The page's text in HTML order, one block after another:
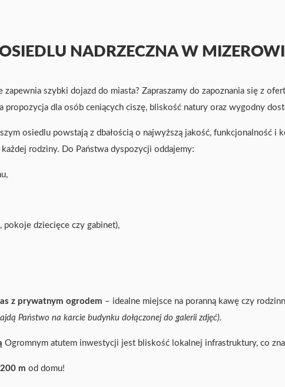
NADRZECZNA W
szybki dojazd do miasta? Zapraszamy do zapoznania się z
propozycja dla osób ceniących ciszę, bliskość natury oraz wygodny
osiedlu powstają z dbałością o najwyższą jakość, funkcjonalność i
rodziny. Do Państwa dyspozycji oddajemy:
pokoje dziecięce czy gabinet),
z prywatnym ogrodem – idealne miejsce na poranną kawę czy
Państwo na karcie budynku dołączonej do galerii zdjęć).
Ogromnym atutem inwestycji jest bliskość lokalnej infrastruktury, co
200 m od domu!